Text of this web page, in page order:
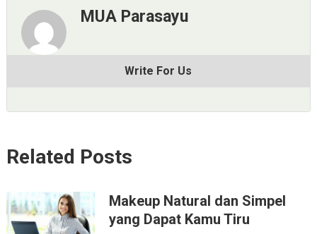
MUA Parasayu
Write For Us
Related Posts
Makeup Natural dan Simpel
yang Dapat Kamu Tiru